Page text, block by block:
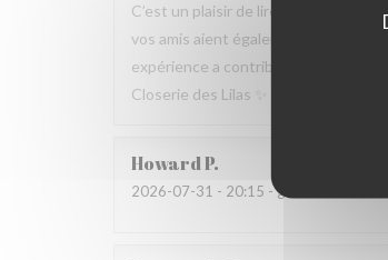
C’est un plaisir de lire votre retour.
vos amis aient également apprécié
expérience a contribué à la réussite
Closerie des Lilas ✨
HowardP
2026-07-31 - 20:15 - guests 4